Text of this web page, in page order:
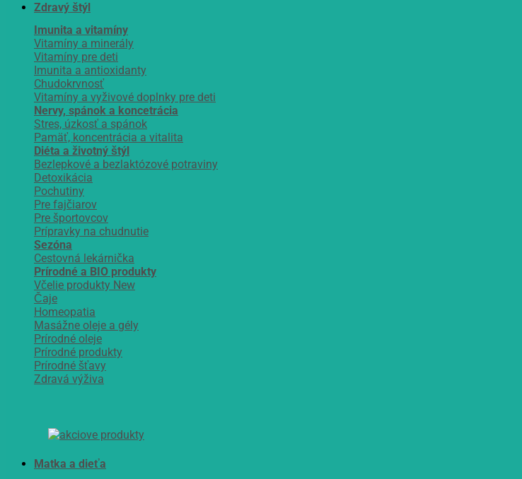
Zdravý štýl
Imunita a vitamíny
Vitamíny a minerály
Vitamíny pre deti
Imunita a antioxidanty
Chudokrvnosť
Vitamíny a vyživové doplnky pre deti
Nervy, spánok a koncetrácia
Stres, úzkosť a spánok
Pamäť, koncentrácia a vitalita
Diéta a životný štýl
Bezlepkové a bezlaktózové potraviny
Detoxikácia
Pochutiny
Pre fajčiarov
Pre športovcov
Prípravky na chudnutie
Sezóna
Cestovná lekárnička
Prírodné a BIO produkty
Včelie produkty
Čaje
Homeopatia
Masážne oleje a gély
Prírodné oleje
Prírodné produkty
Prírodné šťavy
Zdravá výživa
Matka a dieťa